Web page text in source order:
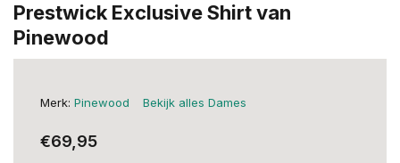
Prestwick Exclusive Shirt van
Pinewood
Merk: Pinewood Bekijk alles Dames
€69,95